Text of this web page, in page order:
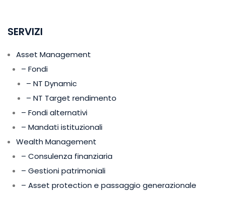
SERVIZI
Asset Management
– Fondi
– NT Dynamic
– NT Target rendimento
– Fondi alternativi
– Mandati istituzionali
Wealth Management
– Consulenza finanziaria
– Gestioni patrimoniali
– Asset protection e passaggio generazionale